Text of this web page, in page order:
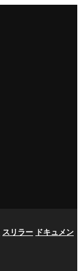
スリラー ドキュメン